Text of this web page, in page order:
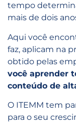
tempo
mais de dois
Aqui você
faz, aplicam na
obtido pelas
você aprender
conteúdo de
O ITEMM tem
para o seu